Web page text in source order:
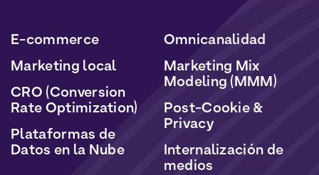
E-commerce
Marketing local
CRO (Conversion
Rate Optimization)
Plataformas de
Datos en la Nube
Omnicanalidad
Marketing Mix
Modeling (MMM)
Post-Cookie &
Privacy
Internalización de
medios